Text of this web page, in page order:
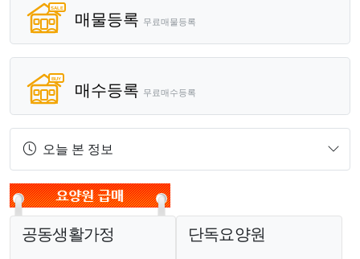
매물등록 무료매물등록
매수등록 무료매수등록
오늘 본 정보
공동생활가정 단독요양원